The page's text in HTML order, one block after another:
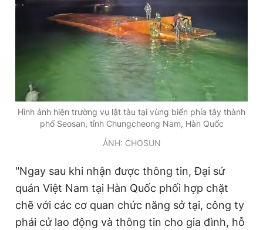
Theo dõi báo trên
Liên hệ quảng cáo
0908 780 404
Đặt báo Quảng cáo RSS Tòa soạn Chính sách bảo
Tổng biên tập: Nguyễn Ngọc Toàn
Phó tổng biên tập thường trực: Hải Thành
Tổng thư ký tòa soạn: Đức Trung
Giấy phép xuất bản số 110/GP - BTTTT cấp ngày 24.3.2020
© 2003-2026 Bản quyền thuộc về Báo Thanh Niên. Cấm sao
chép dưới mọi hình thức nếu không có sự chấp thuận bằng văn
bản. Phát triển bởi ePi Technologies, JSC.
Hình ảnh hiện trường vụ lật tàu tại vùng biển phía tây thành
phố Seosan, tỉnh Chungcheong Nam, Hàn Quốc
ẢNH: CHOSUN
"Ngay sau khi nhận được thông tin, Đại sứ
quán Việt Nam tại Hàn Quốc phối hợp chặt
chẽ với các cơ quan chức năng sở tại, công ty
phái cử lao động và thông tin cho gia đình, hỗ